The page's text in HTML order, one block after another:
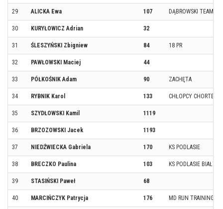
29 ALICKA Ewa 107 DĄBROWSKI TEAM
30 KURYŁOWICZ Adrian 32
31 ŚLESZYŃSKI Zbigniew 84 18 PR
32 PAWŁOWSKI Maciej 44
33 PÓŁKOŚNIK Adam 90 ZACHĘTA
34 RYBNIK Karol 133 CHŁOPCY
35 SZYDŁOWSKI Kamil 1119
36 BRZOZOWSKI Jacek 1193
37 NIEDŹWIECKA Gabriela 170 KS PODLASIE
38 BRECZKO Paulina 103 KS PODLASIE
39 STASIŃSKI Paweł 68
40 MARCIŃCZYK Patrycja 176 MD RUN TRAINING